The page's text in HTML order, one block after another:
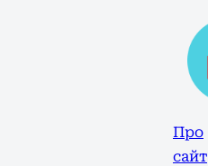
Про
сайт